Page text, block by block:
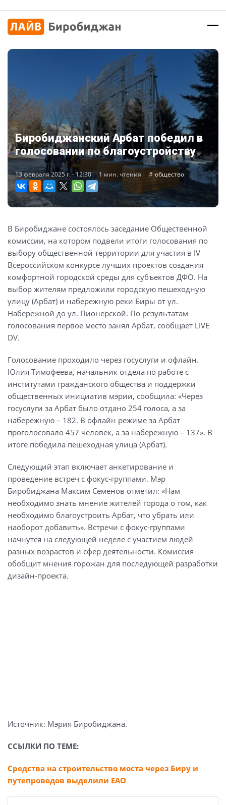
Биробиджанский Арбат победил в
голосовании по благоустройству
13 февраля 2025 г. - 12:30 1 мин. чтения общество
В Биробиджане состоялось заседание Общественной
комиссии, на котором подвели итоги голосования по
выбору общественной территории для участия в IV
Всероссийском конкурсе лучших проектов создания
комфортной городской среды для субъектов ДФО. На
выбор жителям предложили городскую пешеходную
улицу (Арбат) и набережную реки Биры от ул.
Набережной до ул. Пионерской. По результатам
голосования первое место занял Арбат, сообщает LIVE
DV.
Голосование проходило через госуслуги и офлайн.
Юлия Тимофеева, начальник отдела по работе с
институтами гражданского общества и поддержки
общественных инициатив мэрии, сообщила: «Через
госуслуги за Арбат было отдано 254 голоса, а за
набережную – 182. В офлайн режиме за Арбат
проголосовало 457 человек, а за набережную – 137». В
итоге победила пешеходная улица (Арбат).
Следующий этап включает анкетирование и
проведение встреч с фокус-группами. Мэр
Биробиджана Максим Семёнов отметил: «Нам
необходимо знать мнение жителей города о том, как
необходимо благоустроить Арбат, что убрать или
наоборот добавить». Встречи с фокус-группами
начнутся на следующей неделе с участием людей
разных возрастов и сфер деятельности. Комиссия
обобщит мнения горожан для последующей разработки
дизайн-проекта.
Источник: Мэрия Биробиджана.
ССЫЛКИ ПО ТЕМЕ:
Средства на строительство моста через Биру и
путепроводов выделили ЕАО